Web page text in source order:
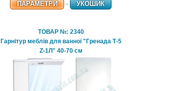
ПАРАМЕТРИ - УКОШИК
ТОВАР №: 2340
Гарнітур меблів для ванної "Гренада Т-5
Z-1Л" 40-70 см